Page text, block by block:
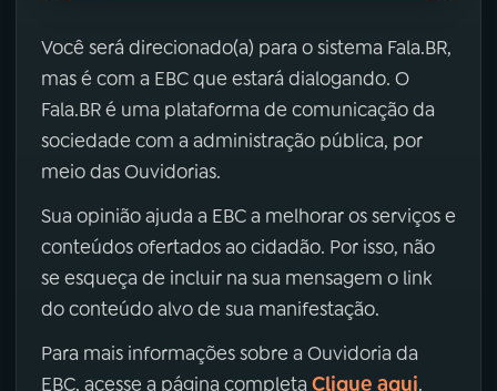
Você será direcionado(a) para o sistema Fala.BR,
mas é com a EBC que estará dialogando. O
Fala.BR é uma plataforma de comunicação da
sociedade com a administração pública, por
meio das Ouvidorias.
Sua opinião ajuda a EBC a melhorar os serviços e
conteúdos ofertados ao cidadão. Por isso, não
se esqueça de incluir na sua mensagem o link
do conteúdo alvo de sua manifestação.
Para mais informações sobre a Ouvidoria da
EBC, acesse a página completa Clique aqui.